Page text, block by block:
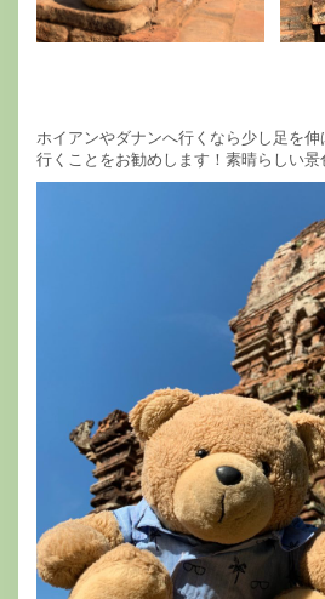
ホイアンやダナンへ行くなら少し足を
行くことをお勧めします！素晴らしい景